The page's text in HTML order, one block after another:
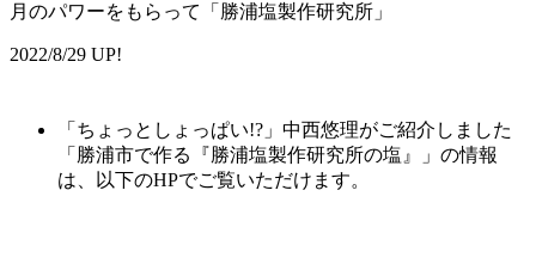
月のパワーをもらって「勝浦塩製作研究所」
2022/8/29 UP!
「ちょっとしょっぱい!?」中西悠理がご紹介しました
「 勝浦市で作る『勝浦塩製作研究所の塩 』
」の情報
は、以下のHPでご覧いただけます。